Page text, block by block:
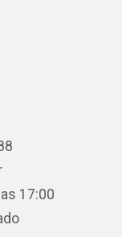
17:00